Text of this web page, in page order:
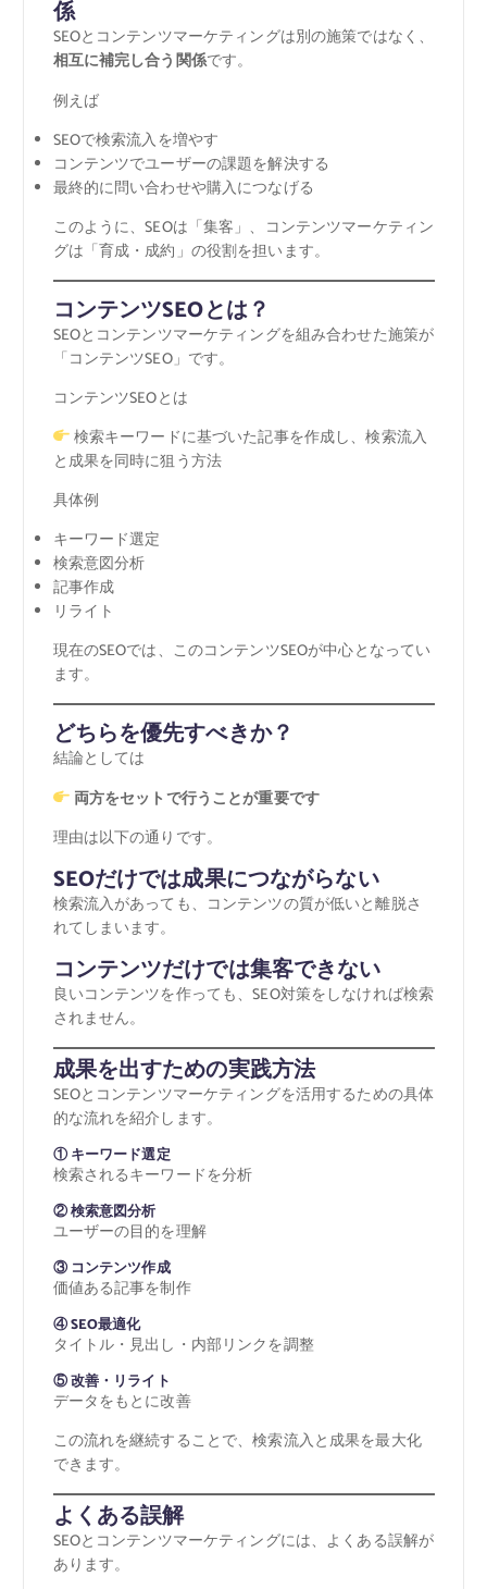
係
SEOとコンテンツマーケティングは別の施策ではなく、
相互に補完し合う関係です。
例えば
SEOで検索流入を増やす
コンテンツでユーザーの課題を解決する
最終的に問い合わせや購入につなげる
このように、SEOは「集客」、コンテンツマーケティン
グは「育成・成約」の役割を担います。
コンテンツSEOとは？
SEOとコンテンツマーケティングを組み合わせた施策が
「コンテンツSEO」です。
コンテンツSEOとは
検索キーワードに基づいた記事を作成し、検索流入
と成果を同時に狙う方法
具体例
キーワード選定
検索意図分析
記事作成
リライト
現在のSEOでは、このコンテンツSEOが中心となってい
ます。
どちらを優先すべきか？
結論としては
両方をセットで行うことが重要です
理由は以下の通りです。
SEOだけでは成果につながらない
検索流入があっても、コンテンツの質が低いと離脱さ
れてしまいます。
コンテンツだけでは集客できない
良いコンテンツを作っても、SEO対策をしなければ検索
されません。
成果を出すための実践方法
SEOとコンテンツマーケティングを活用するための具体
的な流れを紹介します。
① キーワード選定
検索されるキーワードを分析
② 検索意図分析
ユーザーの目的を理解
③ コンテンツ作成
価値ある記事を制作
④ SEO最適化
タイトル・見出し・内部リンクを調整
⑤ 改善・リライト
データをもとに改善
この流れを継続することで、検索流入と成果を最大化
できます。
よくある誤解
SEOとコンテンツマーケティングには、よくある誤解が
あります。